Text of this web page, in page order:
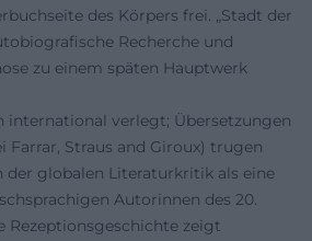
des Körpers frei. „Stadt der
Recherche und
zu einem späten Hauptwerk
international verlegt; Übersetzungen
Farrar, Straus and Giroux) trugen
der globalen Literaturkritik als eine
Autorinnen des 20.
Rezeptionsgeschichte zeigt